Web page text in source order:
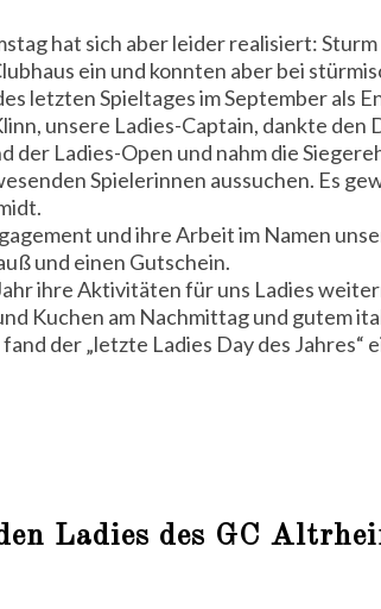
hat sich aber leider realisiert:
ein und konnten aber bei
letzten Spieltages im September als
unsere Ladies-Captain, dankte den
der Ladies-Open und nahm die
Spielerinnen aussuchen. Es
und ihre Arbeit im Namen
und einen Gutschein.
ihre Aktivitäten für uns Ladies
Kuchen am Nachmittag und gutem
der „letzte Ladies Day des Jahres“
Ladies des GC